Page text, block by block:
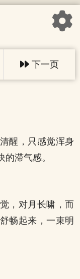
下一页
醒，只感觉浑身
滞气感。
，对月长啸，而
畅起来，一束明